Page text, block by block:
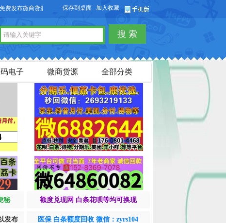
布微商货源信息，免费发布供求信息，也可以免费发布淘宝客商品信息。
保存到桌面 加入收藏
搜 索
电子 微商货源 全部分类
秘 额度兑现网 白条花呗等均可换现
发布 医保 白条额度回收 微信：zyrs104